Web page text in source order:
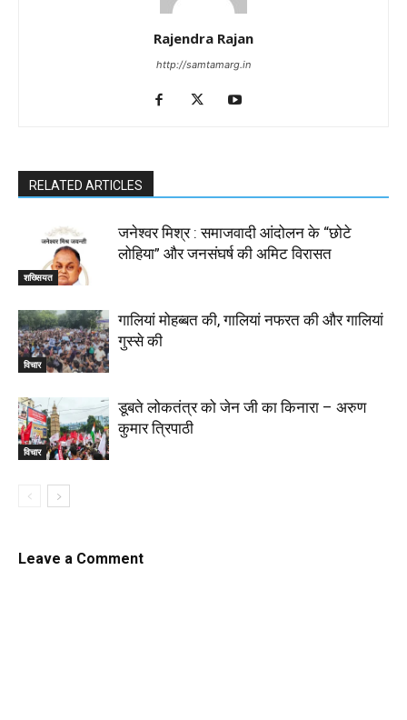
Rajendra Rajan
http://samtamarg.in
RELATED ARTICLES
शख्सियत
जनेश्वर मिश्र : समाजवादी आंदोलन के “छोटे
लोहिया” और जनसंघर्ष की अमिट विरासत
विचार
गालियां मोहब्बत की, गालियां नफरत की और गालियां
गुस्से की
विचार
डूबते लोकतंत्र को जेन जी का किनारा – अरुण
कुमार त्रिपाठी
Leave a Comment